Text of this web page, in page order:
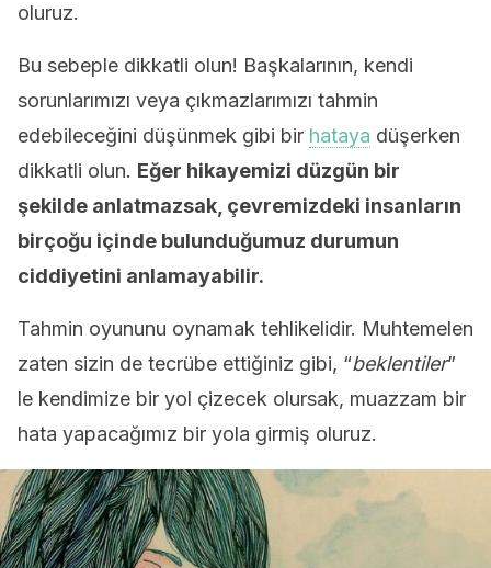
oluruz.
Bu sebeple dikkatli olun! Başkalarının, kendi
sorunlarımızı veya çıkmazlarımızı tahmin
edebileceğini düşünmek gibi bir hataya düşerken
dikkatli olun. Eğer hikayemizi düzgün bir
şekilde anlatmazsak, çevremizdeki insanların
birçoğu içinde bulunduğumuz durumun
ciddiyetini anlamayabilir.
Tahmin oyununu oynamak tehlikelidir. Muhtemelen
zaten sizin de tecrübe ettiğiniz gibi, “beklentiler”
le kendimize bir yol çizecek olursak, muazzam bir
hata yapacağımız bir yola girmiş oluruz.